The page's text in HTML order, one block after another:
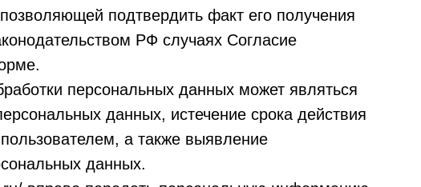
подтвердить факт его получения
РФ случаях Согласие
персональных данных может являться
данных, истечение срока действия
а также выявление
данных.